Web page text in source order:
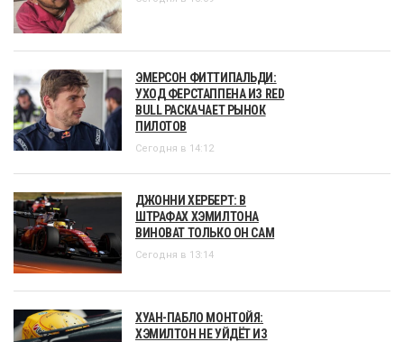
ЭМЕРСОН ФИТТИПАЛЬДИ:
УХОД ФЕРСТАППЕНА ИЗ RED
BULL РАСКАЧАЕТ РЫНОК
ПИЛОТОВ
Сегодня в 14:12
ДЖОННИ ХЕРБЕРТ: В
ШТРАФАХ ХЭМИЛТОНА
ВИНОВАТ ТОЛЬКО ОН САМ
Сегодня в 13:14
ХУАН-ПАБЛО МОНТОЙЯ:
ХЭМИЛТОН НЕ УЙДЁТ ИЗ